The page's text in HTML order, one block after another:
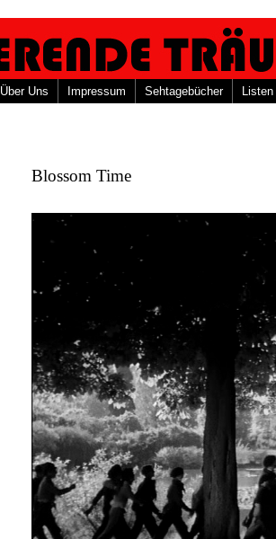
Über Uns Impressum Sehtagebücher Listen
Blossom Time